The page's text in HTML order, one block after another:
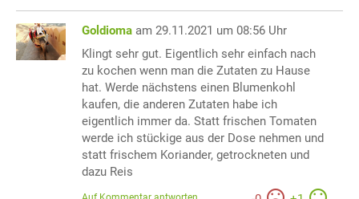
Goldioma am 29.11.2021 um 08:56 Uhr
Klingt sehr gut. Eigentlich sehr einfach nach
zu kochen wenn man die Zutaten zu Hause
hat. Werde nächstens einen Blumenkohl
kaufen, die anderen Zutaten habe ich
eigentlich immer da. Statt frischen Tomaten
werde ich stückige aus der Dose nehmen und
statt frischem Koriander, getrockneten und
dazu Reis